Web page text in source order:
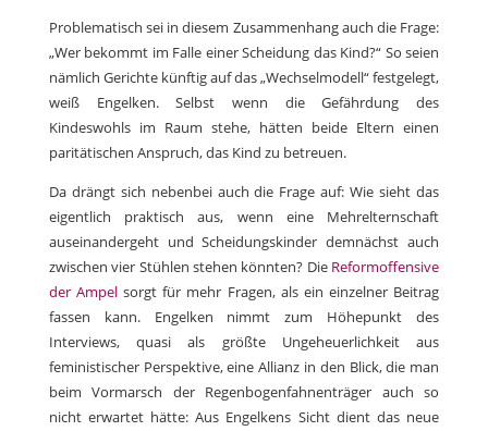
Problematisch sei in diesem Zusammenhang auch die Frage:
„Wer bekommt im Falle einer Scheidung das Kind?“ So seien
nämlich Gerichte künftig auf das „Wechselmodell“ festgelegt,
weiß Engelken. Selbst wenn die Gefährdung des
Kindeswohls im Raum stehe, hätten beide Eltern einen
paritätischen Anspruch, das Kind zu betreuen.
Da drängt sich nebenbei auch die Frage auf: Wie sieht das
eigentlich praktisch aus, wenn eine Mehrelternschaft
auseinandergeht und Scheidungskinder demnächst auch
zwischen vier Stühlen stehen könnten? Die Reformoffensive
der Ampelsorgt für mehr Fragen, als ein einzelner Beitrag
fassen kann. Engelken nimmt zum Höhepunkt des
Interviews, quasi als größte Ungeheuerlichkeit aus
feministischer Perspektive, eine Allianz in den Blick, die man
beim Vormarsch der Regenbogenfahnenträger auch so
nicht erwartet hätte: Aus Engelkens Sicht dient das neue